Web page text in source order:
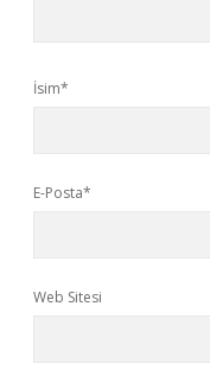
İsim*
E-Posta*
Web Sitesi